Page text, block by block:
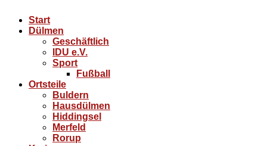
Start
Dülmen
Geschäftlich
IDU e.V.
Sport
Fußball
Ortsteile
Buldern
Hausdülmen
Hiddingsel
Merfeld
Rorup